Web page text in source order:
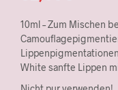
10ml – Zum Mischen
White sanfte Lippen